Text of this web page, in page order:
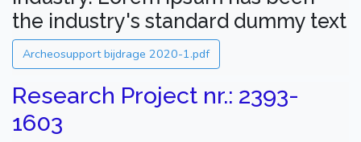
the industry's standard dummy text
Archeosupport bijdrage 2020-1.pdf
Research Project nr.: 2393-
1603